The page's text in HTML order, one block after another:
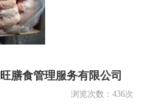
膳食管理服务有限公司
浏览次数： 436次